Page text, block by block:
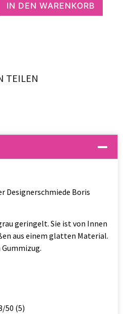
IN DEN WARENKORB
TEILEN
Designerschmiede Boris
geringelt. Sie ist von Innen
aus einem glatten Material.
50 (5)